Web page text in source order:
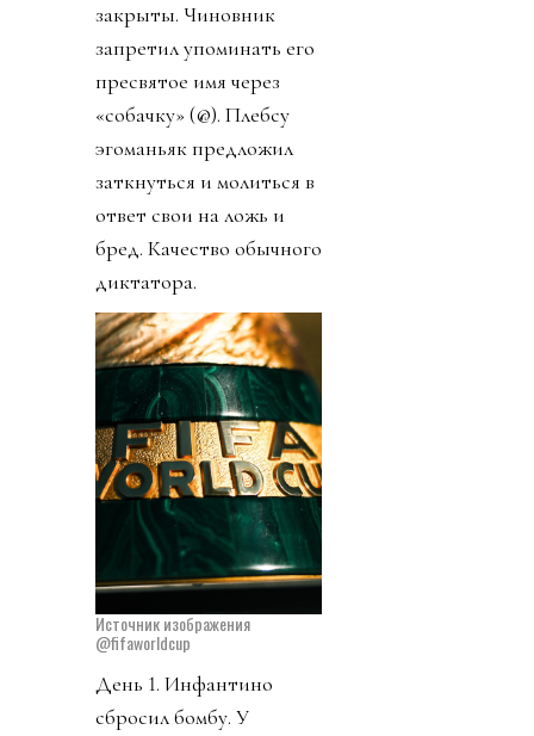
закрыты. Чиновник
запретил упоминать его
пресвятое имя через
«собачку» (@). Плебсу
эгоманьяк предложил
заткнуться и молиться в
ответ свои на ложь и
бред. Качество обычного
диктатора.
Источник изображения
@fifaworldcup
День 1. Инфантино
сбросил бомбу. У